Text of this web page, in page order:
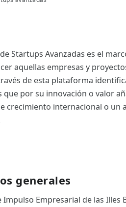
Startups Avanzadas es el
aquellas empresas y
de esta plataforma
que por su innovación o valor
crecimiento internacional o un
generales
Impulso Empresarial de las Illes